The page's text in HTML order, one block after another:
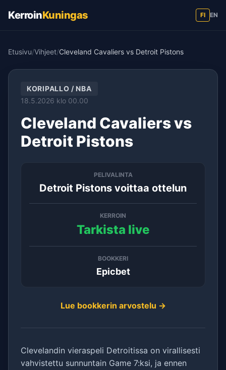
KerroinKuningas FI EN
Etusivu/Vihjeet/Cleveland Cavaliers vs Detroit Pistons
KORIPALLO / NBA
18.5.2026 klo 00.00
Cleveland Cavaliers vs
Detroit Pistons
PELIVALINTA
Detroit Pistons voittaa ottelun
KERROIN
Tarkista live
BOOKKERI
Epicbet
Lue bookkerin arvostelu →
Clevelandin vieraspeli Detroitissa on virallisesti
vahvistettu sunnuntain Game 7:ksi, ja ennen